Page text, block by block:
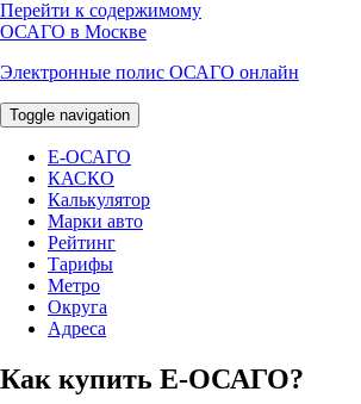
Перейти к содержимому
ОСАГО в Москве
Электронные полис ОСАГО онлайн
Toggle navigation
E-ОСАГО
КАСКО
Калькулятор
Марки авто
Рейтинг
Тарифы
Метро
Округа
Адреса
Как купить Е-ОСАГО?